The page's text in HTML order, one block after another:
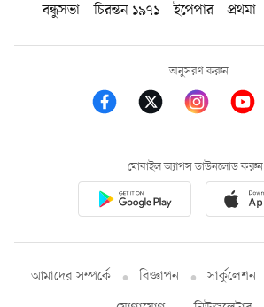
বন্ধুসভা
চিরন্তন ১৯৭১ ইপেপার প্রথমা
অনুসরণ করুন
মোবাইল অ্যাপস ডাউনলোড করুন
আমাদের সম্পর্কে বিজ্ঞাপন সার্কুলেশন